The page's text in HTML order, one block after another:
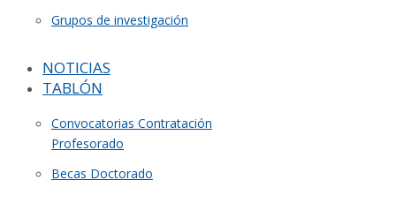
Grupos de investigación
NOTICIAS
TABLÓN
Convocatorias Contratación
Profesorado
Becas Doctorado